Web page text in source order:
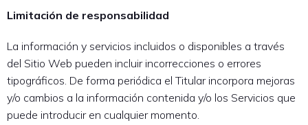
Limitación de responsabilidad
La información y servicios incluidos o disponibles a través
del Sitio Web pueden incluir incorrecciones o errores
tipográficos. De forma periódica el Titular incorpora mejoras
y/o cambios a la información contenida y/o los Servicios que
puede introducir en cualquier momento.